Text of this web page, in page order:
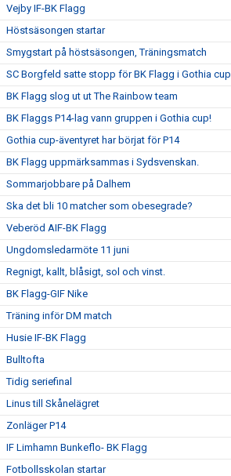
Vejby IF-BK Flagg
Höstsäsongen startar
Smygstart på höstsäsongen, Träningsmatch
SC Borgfeld satte stopp för BK Flagg i Gothia cup
BK Flagg slog ut ut The Rainbow team
BK Flaggs P14-lag vann gruppen i Gothia cup!
Gothia cup-äventyret har börjat för P14
BK Flagg uppmärksammas i Sydsvenskan.
Sommarjobbare på Dalhem
Ska det bli 10 matcher som obesegrade?
Veberöd AIF-BK Flagg
Ungdomsledarmöte 11 juni
Regnigt, kallt, blåsigt, sol och vinst.
BK Flagg-GIF Nike
Träning inför DM match
Husie IF-BK Flagg
Bulltofta
Tidig seriefinal
Linus till Skånelägret
Zonläger P14
IF Limhamn Bunkeflo- BK Flagg
Fotbollsskolan startar